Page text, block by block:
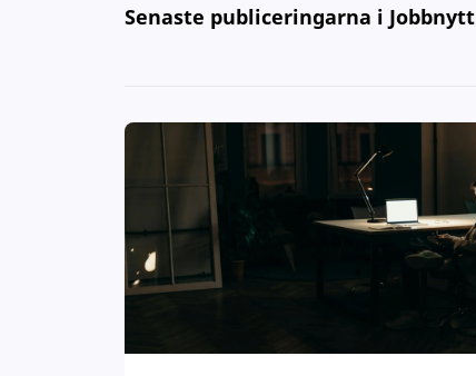
Senaste publiceringarna i Jobbnytt